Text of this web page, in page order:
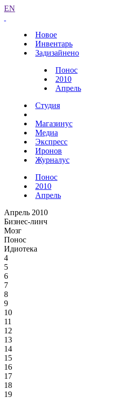
EN
Новое
Инвентарь
Задизайнено
Понос
2010
Апрель
Студия
Магазинус
Медиа
Экспресс
Иронов
Журналус
Понос
2010
Апрель
Апрель 2010
Бизнес-линч
Мозг
Понос
Идиотека
4
5
6
7
8
9
10
11
12
13
14
15
16
17
18
19